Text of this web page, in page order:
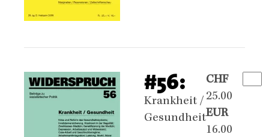
#56:
Krankheit /
Gesundheit
CHF
25.00
EUR
16.00